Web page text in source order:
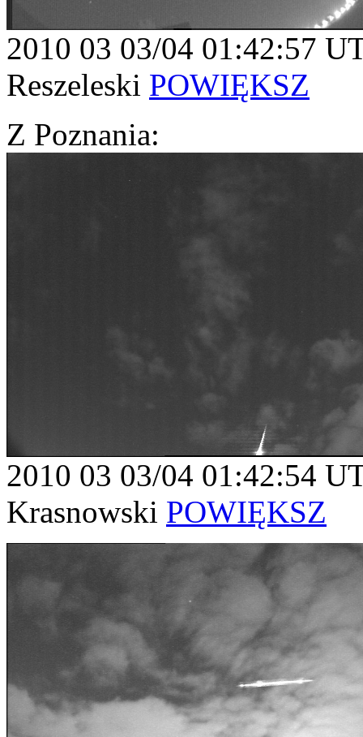
2010 03 03/04 01:42:57
Reszeleski POWIĘKSZ
Z Poznania:
2010 03 03/04 01:42:54
Krasnowski POWIĘKSZ